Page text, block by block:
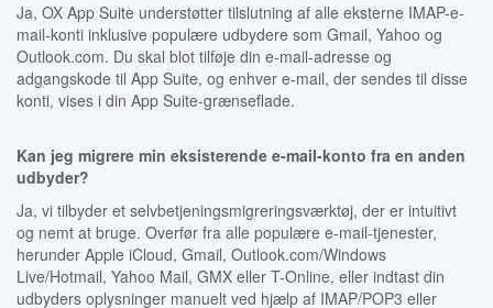
Ja, OX App Suite understøtter tilslutning af alle eksterne IMAP-e-
mail-konti inklusive populære udbydere som Gmail, Yahoo og
Outlook.com. Du skal blot tilføje din e-mail-adresse og
adgangskode til App Suite, og enhver e-mail, der sendes til disse
konti, vises i din App Suite-grænseflade.
Kan jeg migrere min eksisterende e-mail-konto fra en anden
udbyder?
Ja, vi tilbyder et selvbetjeningsmigreringsværktøj, der er intuitivt
og nemt at bruge. Overfør fra alle populære e-mail-tjenester,
herunder Apple iCloud, Gmail, Outlook.com/Windows
Live/Hotmail, Yahoo Mail, GMX eller T-Online, eller indtast din
udbyders oplysninger manuelt ved hjælp af IMAP/POP3 eller